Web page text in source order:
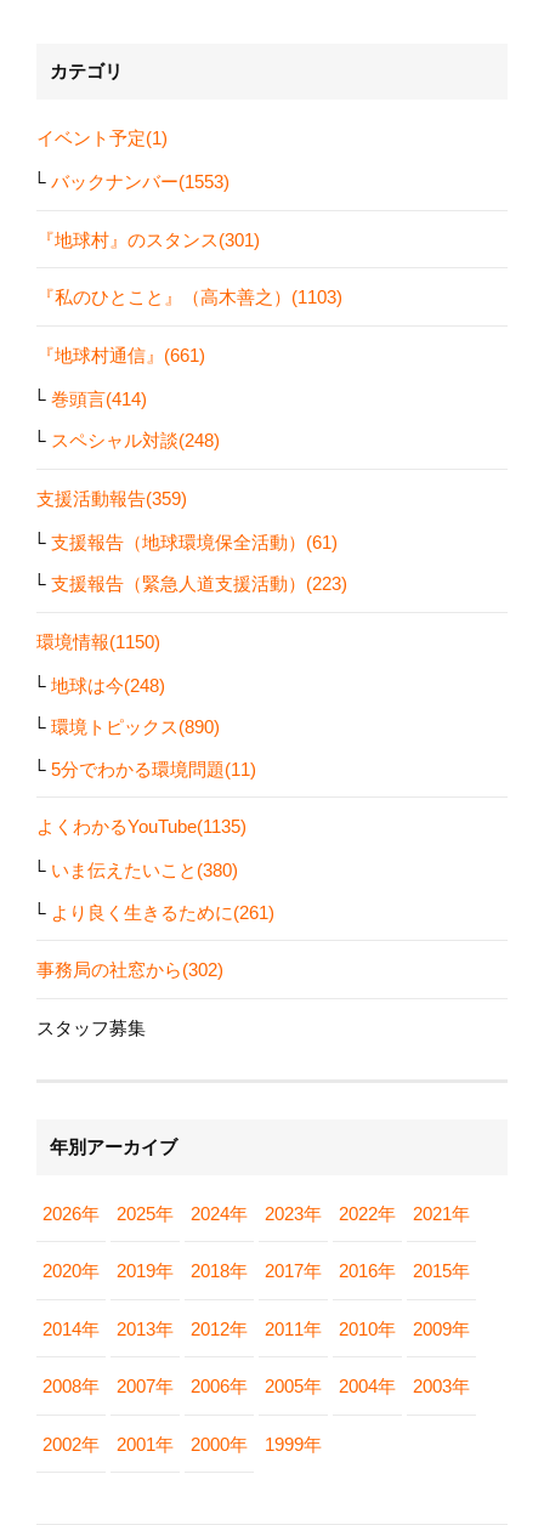
カテゴリ
イベント予定(1)
バックナンバー(1553)
『地球村』のスタンス(301)
『私のひとこと』（高木善之）(1103)
『地球村通信』(661)
巻頭言(414)
スペシャル対談(248)
支援活動報告(359)
支援報告（地球環境保全活動）(61)
支援報告（緊急人道支援活動）(223)
環境情報(1150)
地球は今(248)
環境トピックス(890)
5分でわかる環境問題(11)
よくわかるYouTube(1135)
いま伝えたいこと(380)
より良く生きるために(261)
事務局の社窓から(302)
スタッフ募集
年別アーカイブ
2026年 2025年 2024年 2023年 2022年 2021年
2020年 2019年 2018年 2017年 2016年 2015年
2014年 2013年 2012年 2011年 2010年 2009年
2008年 2007年 2006年 2005年 2004年 2003年
2002年 2001年 2000年 1999年